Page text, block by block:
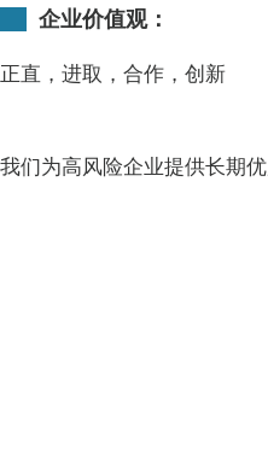
企业价值观：
正直，进取，合作，创新
我们为高风险企业提供长期